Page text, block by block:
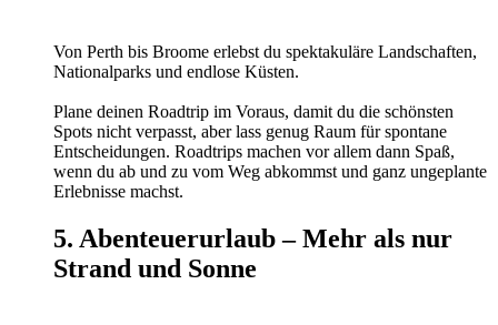
Von Perth bis Broome erlebst du spektakuläre Landschaften,
Nationalparks und endlose Küsten.
Plane deinen Roadtrip im Voraus, damit du die schönsten
Spots nicht verpasst, aber lass genug Raum für spontane
Entscheidungen. Roadtrips machen vor allem dann Spaß,
wenn du ab und zu vom Weg abkommst und ganz ungeplante
Erlebnisse machst.
5. Abenteuerurlaub – Mehr als nur
Strand und Sonne